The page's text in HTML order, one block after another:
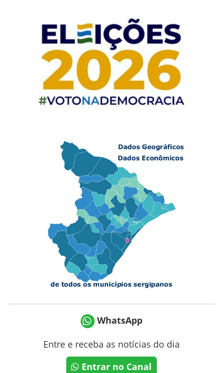
WhatsApp
Entre e receba as notícias do dia
Entrar no Canal